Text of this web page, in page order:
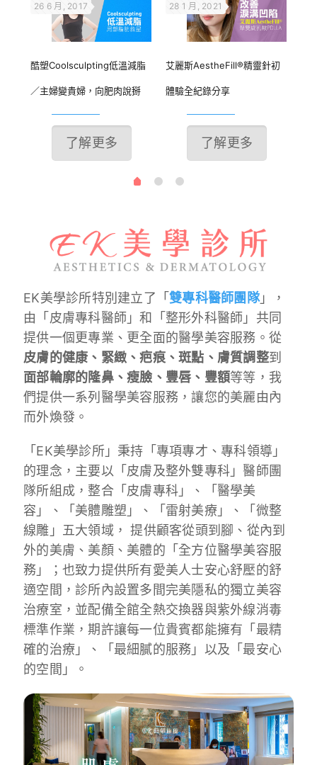
26 6 月, 2017
酷塑Coolsculpting低溫減脂
／主婦變貴婦，向肥肉說掰
了解更多
28 1 月, 2021
艾麗斯AestheFill®精靈針初
體驗全紀錄分享
了解更多
EK美學診所特別建立了「雙專科醫師團隊」，
由「皮膚專科醫師」和「整形外科醫師」共同
提供一個更專業、更全面的醫學美容服務。從
皮膚的健康、緊緻、疤痕、斑點、膚質調整到
面部輪廓的隆鼻、瘦臉、豐唇、豐額等等，我
們提供一系列醫學美容服務，讓您的美麗由內
而外煥發。
「EK美學診所」秉持「專項專才、專科領導」
的理念，主要以「皮膚及整外雙專科」醫師團
隊所組成，整合「皮膚專科」、「醫學美
容」、「美體雕塑」、「雷射美療」、「微整
線雕」五大領域， 提供顧客從頭到腳、從內到
外的美膚、美顏、美體的「全方位醫學美容服
務」；也致力提供所有愛美人士安心舒壓的舒
適空間，診所內設置多間完美隱私的獨立美容
治療室，並配備全館全熱交換器與紫外線消毒
標準作業，期許讓每一位貴賓都能擁有「最精
確的治療」、「最細膩的服務」以及「最安心
的空間」。